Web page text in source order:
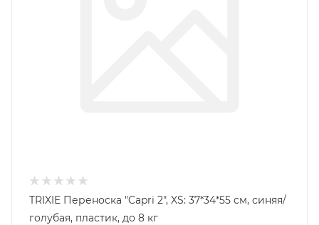
TRIXIE Переноска "Capri 2", XS: 37*34*55 см, синяя/
голубая, пластик, до 8 кг